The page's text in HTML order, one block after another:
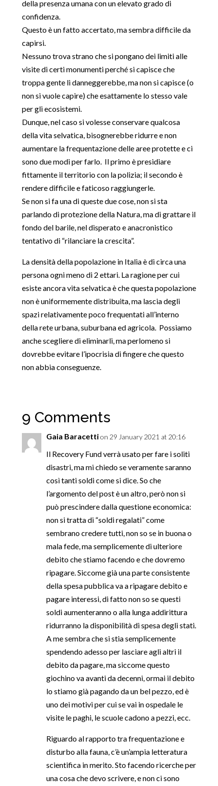
della presenza umana con un elevato grado di
confidenza.
Questo è un fatto accertato, ma sembra difficile da
capirsi.
Nessuno trova strano che si pongano dei limiti alle
visite di certi monumenti perché si capisce che
troppa gente li danneggerebbe, ma non si capisce (o
non si vuole capire) che esattamente lo stesso vale
per gli ecosistemi.
Dunque, nel caso si volesse conservare qualcosa
della vita selvatica, bisognerebbe ridurre e non
aumentare la frequentazione delle aree protette e ci
sono due modi per farlo. Il primo è presidiare
fittamente il territorio con la polizia; il secondo è
rendere difficile e faticoso raggiungerle.
Se non si fa una di queste due cose, non si sta
parlando di protezione della Natura, ma di grattare il
fondo del barile, nel disperato e anacronistico
tentativo di “rilanciare la crescita”.
La densità della popolazione in Italia è di circa una
persona ogni meno di 2 ettari. La ragione per cui
esiste ancora vita selvatica è che questa popolazione
non è uniformemente distribuita, ma lascia degli
spazi relativamente poco frequentati all’interno
della rete urbana, suburbana ed agricola. Possiamo
anche scegliere di eliminarli, ma perlomeno si
dovrebbe evitare l’ipocrisia di fingere che questo
non abbia conseguenze.
9 Comments
Gaia Baracettion 29 January 2021 at 20:16
Il Recovery Fund verrà usato per fare i soliti
disastri, ma mi chiedo se veramente saranno
così tanti soldi come si dice. So che
l’argomento del post è un altro, però non si
può prescindere dalla questione economica:
non si tratta di “soldi regalati” come
sembrano credere tutti, non so se in buona o
mala fede, ma semplicemente di ulteriore
debito che stiamo facendo e che dovremo
ripagare. Siccome già una parte consistente
della spesa pubblica va a ripagare debito e
pagare interessi, di fatto non so se questi
soldi aumenteranno o alla lunga addirittura
ridurranno la disponibilità di spesa degli stati.
A me sembra che si stia semplicemente
spendendo adesso per lasciare agli altri il
debito da pagare, ma siccome questo
giochino va avanti da decenni, ormai il debito
lo stiamo già pagando da un bel pezzo, ed è
uno dei motivi per cui se vai in ospedale le
visite le paghi, le scuole cadono a pezzi, ecc.
Riguardo al rapporto tra frequentazione e
disturbo alla fauna, c’è un’ampia letteratura
scientifica in merito. Sto facendo ricerche per
una cosa che devo scrivere, e non ci sono